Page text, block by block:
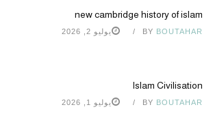
new cambridge history of islam
BY BOUTAHAR يوليو 2, 2026
Islam Civilisation
BY BOUTAHAR يوليو 1, 2026